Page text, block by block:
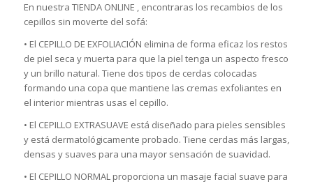
En nuestra TIENDA ONLINE , encontraras los recambios de los
cepillos sin moverte del sofá:
• El CEPILLO DE EXFOLIACIÓN elimina de forma eficaz los restos
de piel seca y muerta para que la piel tenga un aspecto fresco
y un brillo natural. Tiene dos tipos de cerdas colocadas
formando una copa que mantiene las cremas exfoliantes en
el interior mientras usas el cepillo.
• El CEPILLO EXTRASUAVE está diseñado para pieles sensibles
y está dermatológicamente probado. Tiene cerdas más largas,
densas y suaves para una mayor sensación de suavidad.
• El CEPILLO NORMAL proporciona un masaje facial suave para